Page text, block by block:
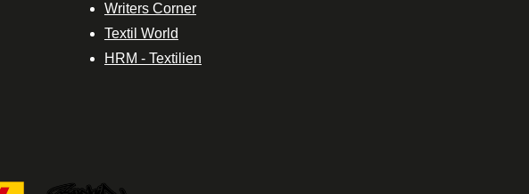
Writers Corner
Textil World
HRM - Textilien